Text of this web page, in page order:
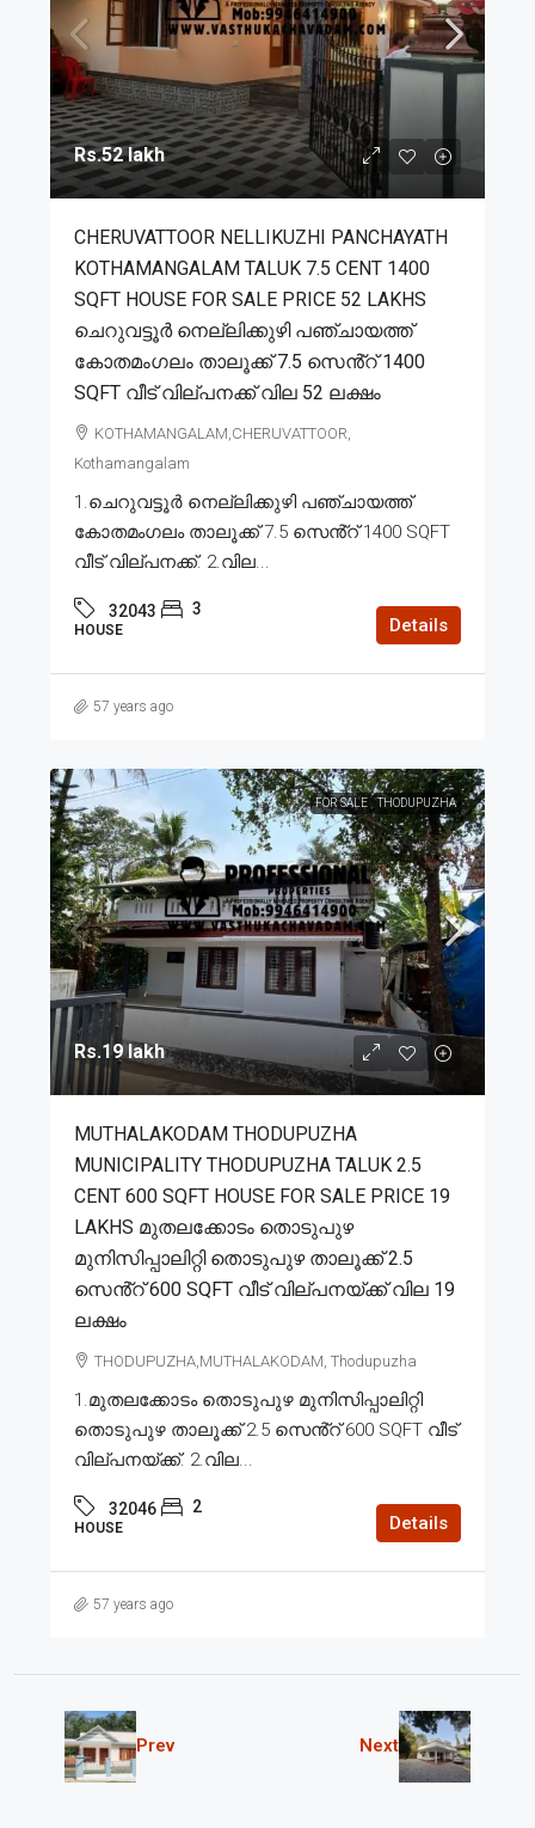
Rs.52 lakh
CHERUVATTOOR NELLIKUZHI PANCHAYATH
KOTHAMANGALAM TALUK 7.5 CENT 1400
SQFT HOUSE FOR SALE PRICE 52 LAKHS
ചെറുവട്ടൂർ നെല്ലിക്കുഴി പഞ്ചായത്ത്
കോതമംഗലം താലൂക്ക് 7.5 സെൻ്റ് 1400
SQFT വീട് വില്പനക്ക് വില 52 ലക്ഷം
KOTHAMANGALAM,CHERUVATTOOR,
Kothamangalam
1.ചെറുവട്ടൂർ നെല്ലിക്കുഴി പഞ്ചായത്ത്
കോതമംഗലം താലൂക്ക് 7.5 സെൻ്റ് 1400 SQFT
വീട് വില്പനക്ക്. 2.വില...
32043 3
HOUSE Details
57 years ago
FOR SALE THODUPUZHA
Rs.19 lakh
MUTHALAKODAM THODUPUZHA
MUNICIPALITY THODUPUZHA TALUK 2.5
CENT 600 SQFT HOUSE FOR SALE PRICE 19
LAKHS മുതലക്കോടം തൊടുപുഴ
മുനിസിപ്പാലിറ്റി തൊടുപുഴ താലൂക്ക് 2.5
സെൻ്റ് 600 SQFT വീട് വില്പനയ്ക്ക് വില 19
ലക്ഷം
THODUPUZHA,MUTHALAKODAM, Thodupuzha
1.മുതലക്കോടം തൊടുപുഴ മുനിസിപ്പാലിറ്റി
തൊടുപുഴ താലൂക്ക് 2.5 സെൻ്റ് 600 SQFT വീട്
വില്പനയ്ക്ക്. 2.വില...
32046 2
HOUSE Details
57 years ago
Prev Next